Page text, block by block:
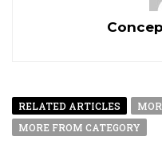
RELATED ARTICLES
MORE FROM CATEGORY